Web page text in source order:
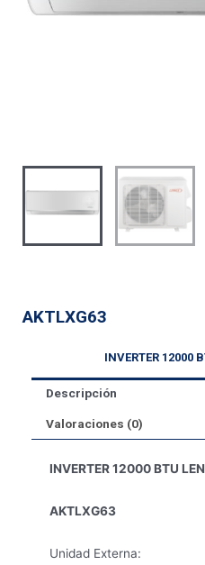
AKTLXG63
INVERTER 12000
Descripción
Valoraciones (0)
INVERTER 12000 BTU
AKTLXG63
Unidad Externa: